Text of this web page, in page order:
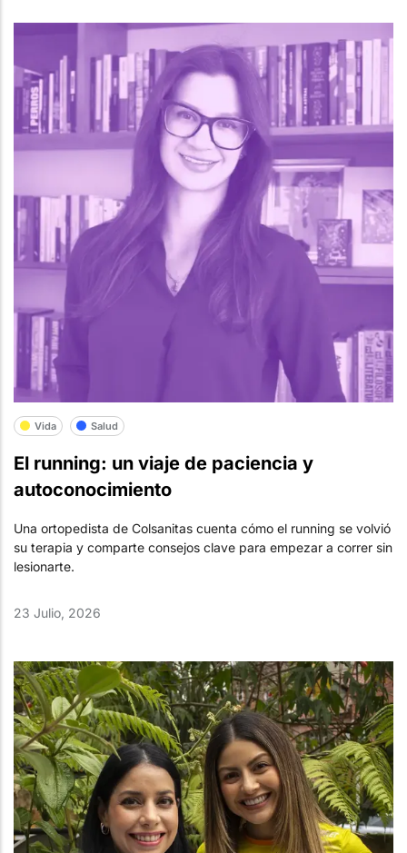
Vida Salud
El running: un viaje de paciencia y
autoconocimiento
Una ortopedista de Colsanitas cuenta cómo el running se volvió
su terapia y comparte consejos clave para empezar a correr sin
lesionarte.
23 Julio, 2026